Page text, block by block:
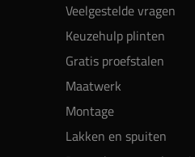
Veelgestelde vragen
Keuzehulp plinten
Gratis proefstalen
Maatwerk
Montage
Lakken en spuiten